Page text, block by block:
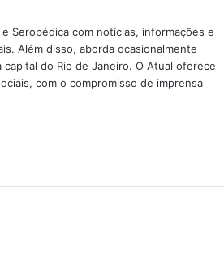
Seropédica com notícias, informações e
Além disso, aborda ocasionalmente
do Rio de Janeiro. O Atual oferece
com o compromisso de imprensa